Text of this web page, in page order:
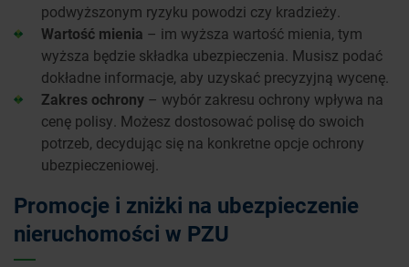
podwyższonym ryzyku powodzi czy kradzieży.
Wartość mienia – im wyższa wartość mienia, tym
wyższa będzie składka ubezpieczenia. Musisz podać
dokładne informacje, aby uzyskać precyzyjną wycenę.
Zakres ochrony – wybór zakresu ochrony wpływa na
cenę polisy. Możesz dostosować polisę do swoich
potrzeb, decydując się na konkretne opcje ochrony
ubezpieczeniowej.
Promocje i zniżki na ubezpieczenie
nieruchomości w PZU